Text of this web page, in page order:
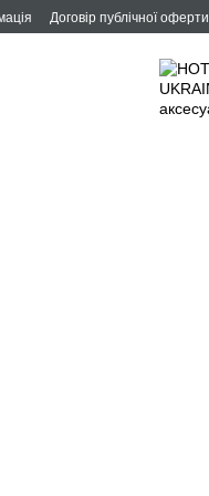
Договір публічної оферти